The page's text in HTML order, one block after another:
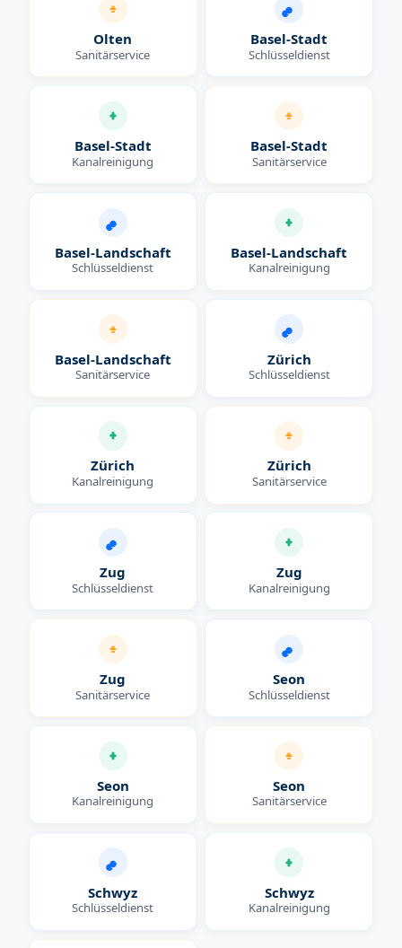
Olten
Sanitärservice
Basel-Stadt
Schlüsseldienst
Basel-Stadt
Kanalreinigung
Basel-Stadt
Sanitärservice
Basel-Landschaft
Schlüsseldienst
Basel-Landschaft
Kanalreinigung
Basel-Landschaft
Sanitärservice
Zürich
Schlüsseldienst
Zürich
Kanalreinigung
Zürich
Sanitärservice
Zug
Schlüsseldienst
Zug
Kanalreinigung
Zug
Sanitärservice
Seon
Schlüsseldienst
Seon
Kanalreinigung
Seon
Sanitärservice
Schwyz
Schlüsseldienst
Schwyz
Kanalreinigung